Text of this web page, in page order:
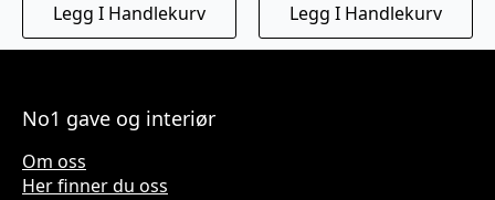
Legg I Handlekurv Legg I Handlekurv
No1 gave og interiør
Om oss
Her finner du oss